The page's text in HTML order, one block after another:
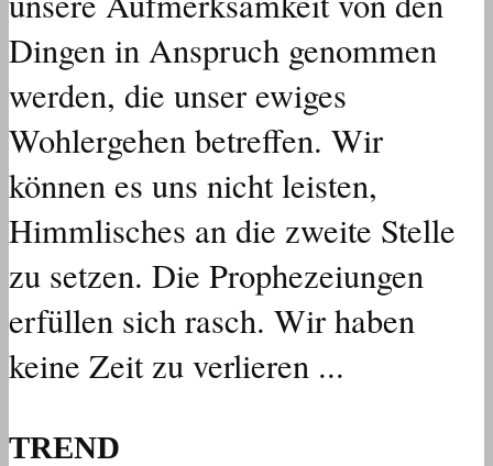
Dingen in Anspruch genommen
werden, die unser ewiges
Wohlergehen betreffen. Wir
können es uns nicht leisten,
Himmlisches an die zweite Stelle
zu setzen. Die Prophezeiungen
erfüllen sich rasch. Wir haben
keine Zeit zu verlieren ...
TREND